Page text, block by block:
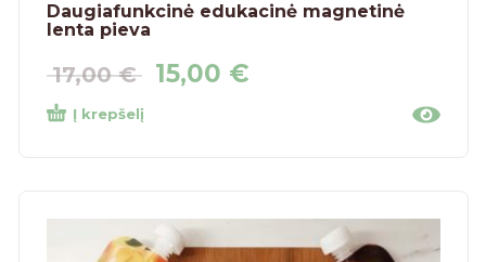
Daugiafunkcinė edukacinė magnetinė
lenta pieva
17,00€ 15,00 €
Į krepšelį